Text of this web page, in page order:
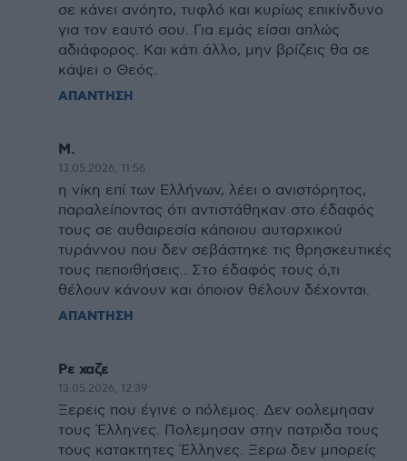
σε κάνει ανόητο, τυφλό και κυρίως επικίνδυνο
για τον εαυτό σου. Για εμάς είσαι απλώς
αδιάφορος. Και κάτι άλλο, μην βρίζεις θα σε
κάψει ο Θεός.
ΑΠΑΝΤΗΣΗ
Μ.
13.05.2026, 11:56
η νίκη επί των Ελλήνων, λέει ο ανιστόρητος,
παραλείποντας ότι αντιστάθηκαν στο έδαφός
τους σε αυθαιρεσία κάποιου αυταρχικού
τυράννου που δεν σεβάστηκε τις θρησκευτικές
τους πεποιθήσεις.. Στο έδαφός τους ό,τι
θέλουν κάνουν και όποιον θέλουν δέχονται.
ΑΠΑΝΤΗΣΗ
Ρε χαζε
13.05.2026, 12:39
Ξερεις που έγινε ο πόλεμος. Δεν οολεμησαν
τους Έλληνες. Πολεμησαν στην πατριδα τους
τους κατακτητες Έλληνες. Ξερω δεν μπορείς